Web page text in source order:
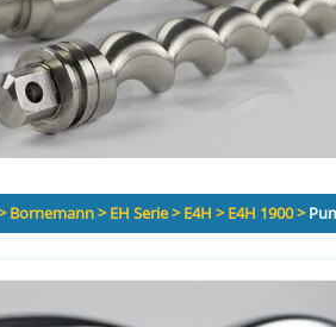
Bornemann>EH Serie>E4H >E4H 1900>